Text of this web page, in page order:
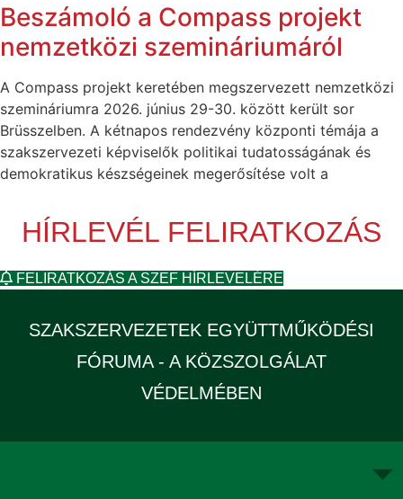
Beszámoló a Compass projekt
nemzetközi szemináriumáról
A Compass projekt keretében megszervezett nemzetközi
szemináriumra 2026. június 29-30. között került sor
Brüsszelben. A kétnapos rendezvény központi témája a
szakszervezeti képviselők politikai tudatosságának és
demokratikus készségeinek megerősítése volt a
HÍRLEVÉL FELIRATKOZÁS
FELIRATKOZÁS A SZEF HÍRLEVELÉRE
SZAKSZERVEZETEK EGYÜTTMŰKÖDÉSI
FÓRUMA - A KÖZSZOLGÁLAT
VÉDELMÉBEN